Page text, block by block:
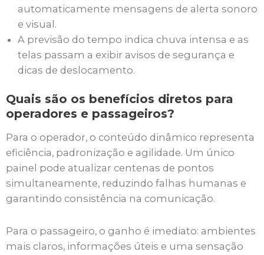
automaticamente mensagens de alerta sonoro
e visual.
A previsão do tempo indica chuva intensa e as
telas passam a exibir avisos de segurança e
dicas de deslocamento.
Quais são os benefícios diretos para
operadores e passageiros?
Para o operador, o conteúdo dinâmico representa
eficiência, padronização e agilidade. Um único
painel pode atualizar centenas de pontos
simultaneamente, reduzindo falhas humanas e
garantindo consistência na comunicação.
Para o passageiro, o ganho é imediato: ambientes
mais claros, informações úteis e uma sensação